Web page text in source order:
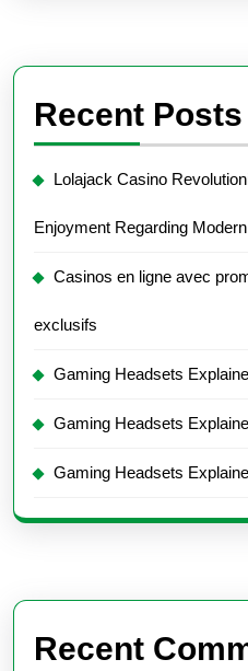
Recent Posts
Lolajack Casino
Enjoyment Regarding
Casinos en ligne avec
exclusifs
Gaming Headsets
Gaming Headsets
Gaming Headsets
Recent